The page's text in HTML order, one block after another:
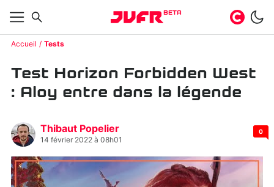
BETA
Accueil Tests
Test Horizon Forbidden West
: Aloy entre dans la légende
Thibaut Popelier
14 février 2022 à 08h01
0